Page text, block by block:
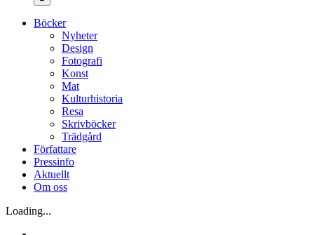
Böcker
Nyheter
Design
Fotografi
Konst
Mat
Kulturhistoria
Resa
Skrivböcker
Trädgård
Författare
Pressinfo
Aktuellt
Om oss
Loading...